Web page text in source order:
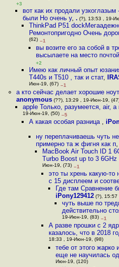
+3
вот как их продали
были Но очень у, . (?), 13:53 , 19-
ThinkPad P51
Ремонтопригодно Очень
(62) –1
вы возите его за собой в
высылаете на место
+2
Имею как личный опыт
T440s и T510 , так и стат,
Июн-19, (67) –1
а кто сейчас делает хорошие
anonymous(??), 13:29 , 19-Июн-19,
apple Только, разумеется, air, а
19-Июн-19, (50) –5
А какая особая разница ,
ну переплачиваешь чуть
примерно та ж фигня как п,
MacBook Air Touch ID 1
Turbo Boost up to 3 6GHz
Июн-19, (73) –1
это ты хрень какую-
с 15 дисплеем и
Где там Сравнение
iPony129412(?), 15:57
чуть выше по
действительно
19-Июн-19, (83) –1
А разве прошки с 2
казалось, что в 2018
18:33 , 19-Июн-19, (98)
тебе от этого
еще не научилась
Июн-19, (120)